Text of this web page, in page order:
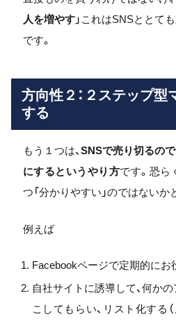
人を増やす」これはSNSととて
です。
方向性２：２ステップ型
する
もう１つは、SNSで売り切るの
にするというやり方です。恐ら
つ「分かりやすい」のではないか
例えば
Facebookページで定期的にお
自社サイトに誘導して、何か
こしてもらい、リスト化する